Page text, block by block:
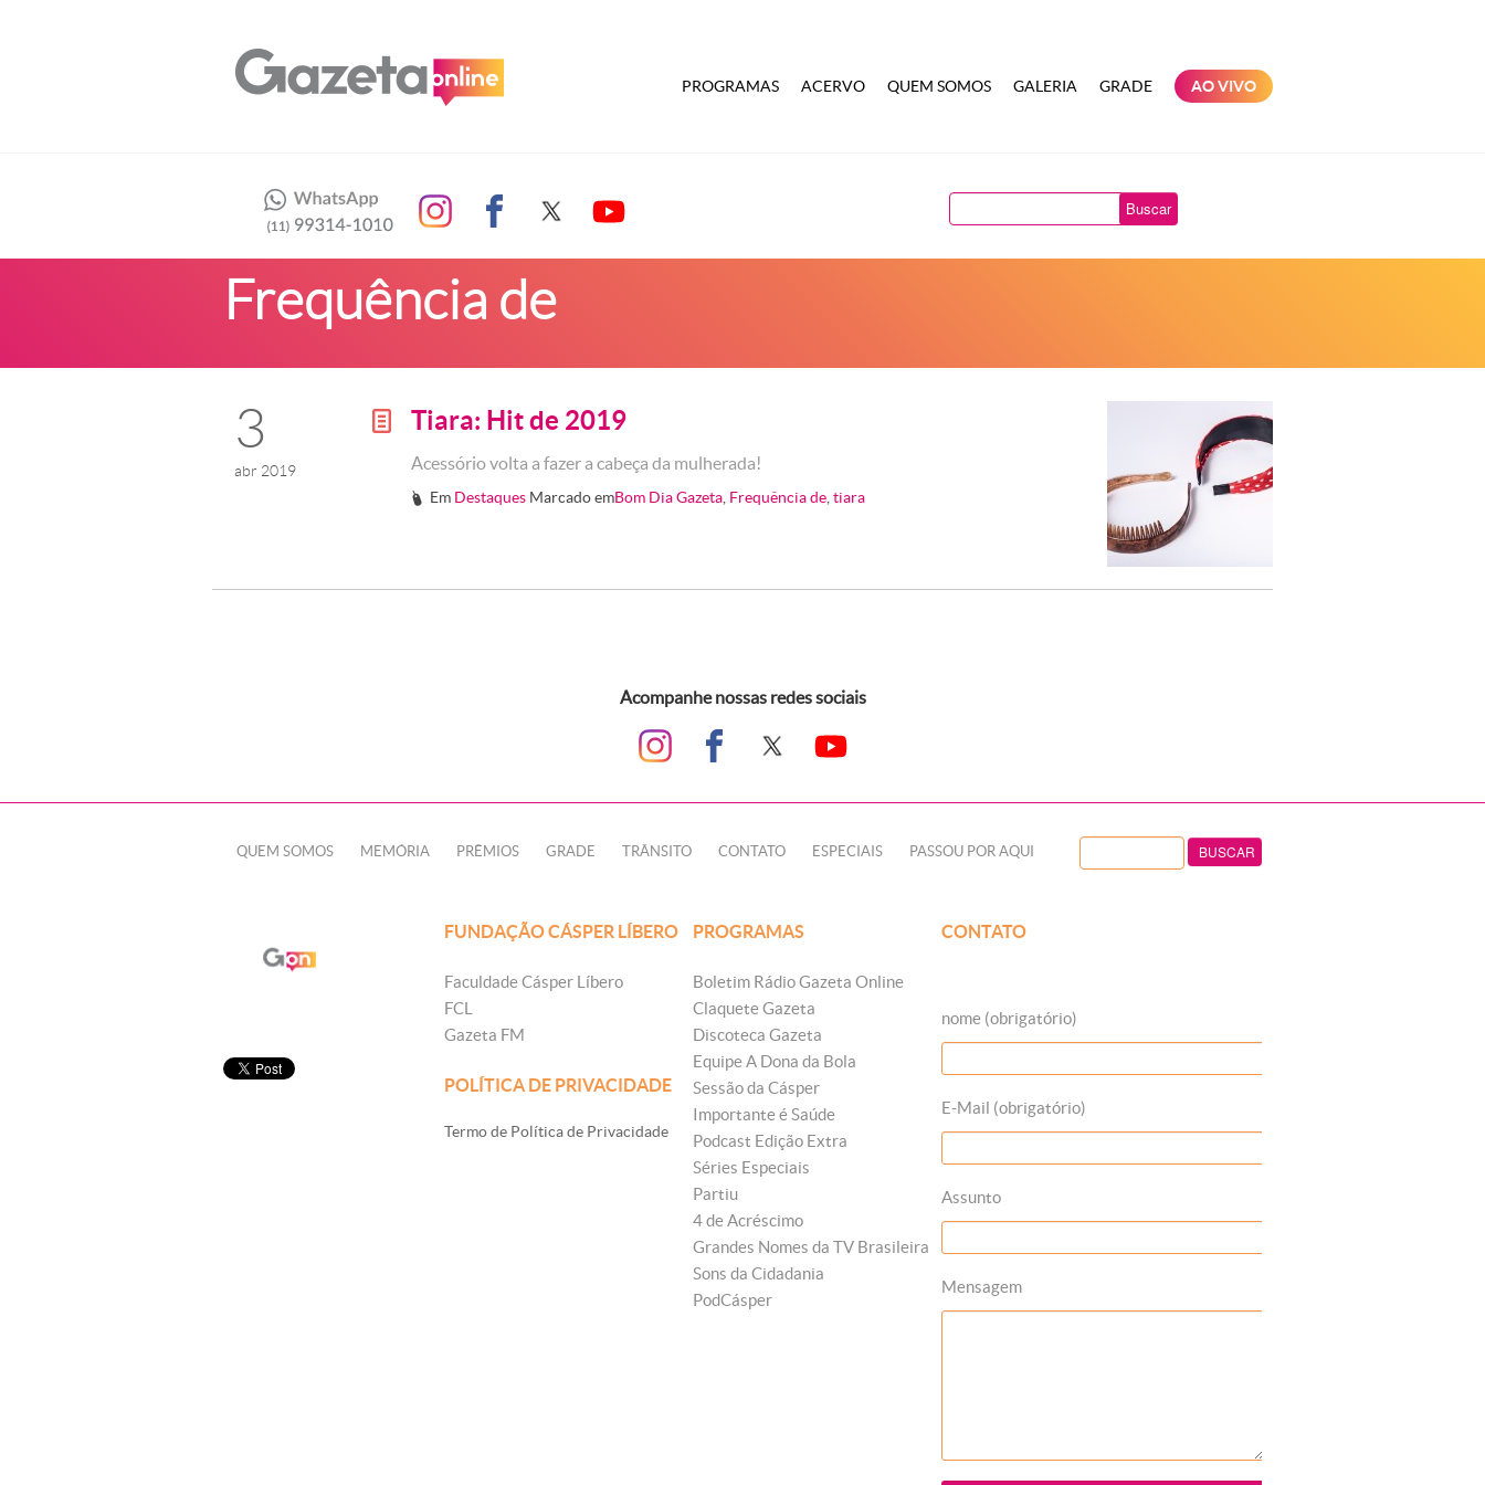
PROGRAMAS ACERVO QUEM SOMOS GALERIA GRADE AO VIVO
Buscar
Frequência de
3
abr 2019
g Tiara: Hit de 2019
Acessório volta a fazer a cabeça da mulherada!
# Em Destaques Marcado emBom Dia Gazeta Frequência de ,tiara
Acompanhe nossas redes sociais
QUEM SOMOS MEMÓRIA PRÊMIOS GRADE TRÂNSITO CONTATO ESPECIAIS PASSOU POR AQUI
FUNDAÇÃO CÁSPER LÍBERO
Faculdade Cásper Líbero
FCL
Gazeta FM
POLÍTICA DE PRIVACIDADE
Termo de Política de Privacidade
PROGRAMAS
Boletim Rádio Gazeta Online
Claquete Gazeta
Discoteca Gazeta
Equipe A Dona da Bola
Sessão da Cásper
Importante é Saúde
Podcast Edição Extra
Séries Especiais
Partiu
4 de Acréscimo
Grandes Nomes da TV Brasileira
Sons da Cidadania
PodCásper
CONTATO
nome (obrigatório)
E-Mail (obrigatório)
Assunto
Mensagem